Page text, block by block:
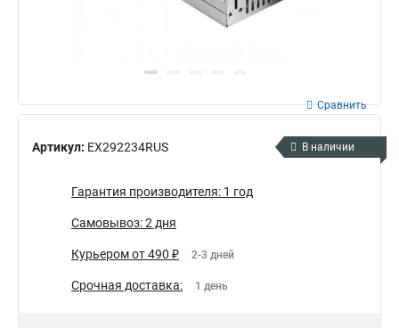
Артикул: EX292234RUS
Сравнить
В наличии
Гарантия производителя: 1 год
Самовывоз: 2 дня
Курьером от 490 ₽ 2-3 дней
Срочная доставка: 1 день